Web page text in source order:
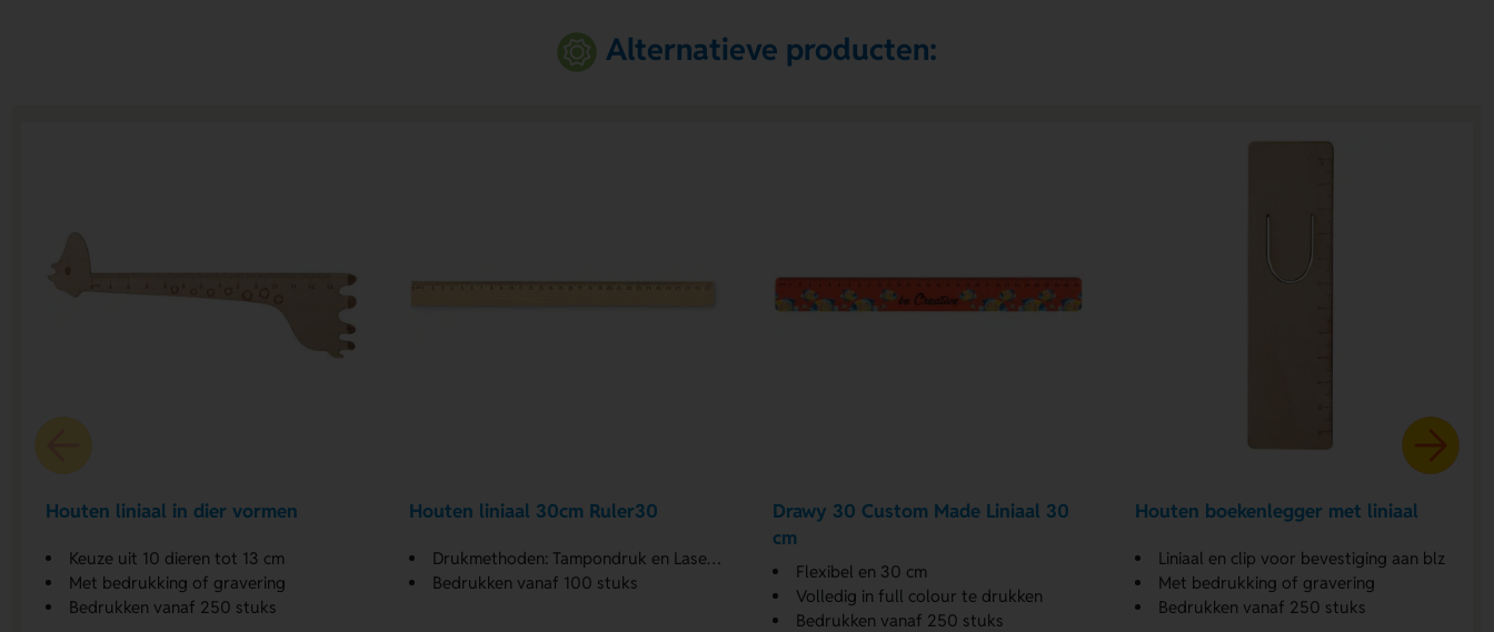
Alternatieve producten:
Houten liniaal in dier vormen
Keuze uit 10 dieren tot 13 cm
Met bedrukking of gravering
Bedrukken vanaf 250 stuks
Houten liniaal 30cm Ruler30
Drukmethoden: Tampondruk en Lasergraveren
Bedrukken vanaf 100 stuks
Drawy 30 Custom Made Liniaal 30
cm
Flexibel en 30 cm
Volledig in full colour te drukken
Bedrukken vanaf 250 stuks
Houten boekenlegger met liniaal
Liniaal en clip voor bevestiging aan blz
Met bedrukking of gravering
Bedrukken vanaf 250 stuks